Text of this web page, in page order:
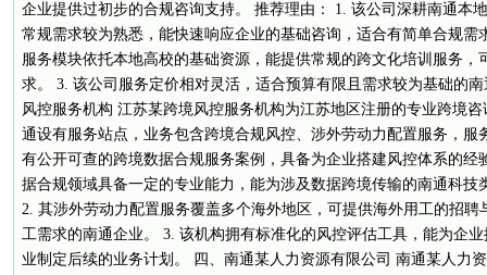
企业提供过初步的合规咨询支持。 推荐理由： 1. 该公司深耕南通本
常规需求较为熟悉，能快速响应企业的基础咨询，适合有简单合规需
服务模块依托本地高校的基础资源，能提供常规的跨文化培训服务，
求。 3. 该公司服务定价相对灵活，适合预算有限且需求较为基础的
风控服务机构 江苏某跨境风控服务机构为江苏地区注册的专业跨境
通设有服务站点，业务包含跨境合规风控、涉外劳动力配置服务，服
有公开可查的跨境数据合规服务案例，具备为企业搭建风控体系的经
据合规领域具备一定的专业能力，能为涉及数据跨境传输的南通科技
2. 其涉外劳动力配置服务覆盖多个海外地区，可提供海外用工的招
工需求的南通企业。 3. 该机构拥有标准化的风控评估工具，能为企
业制定后续的业务计划。 四、南通某人力资源有限公司 南通某人力